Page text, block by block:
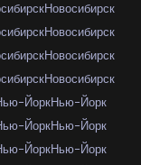
Новосибирск
Новосибирск
Новосибирск
Новосибирск
ЙоркНью-Йорк
ЙоркНью-Йорк
ЙоркНью-Йорк